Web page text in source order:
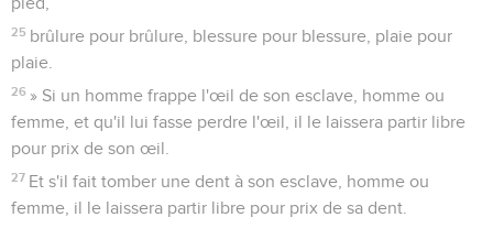
25 brûlure pour brûlure, blessure pour blessure, plaie pour
plaie.
26 » Si un homme frappe l'œil de son esclave, homme ou
femme, et qu'il lui fasse perdre l'œil, il le laissera partir libre
pour prix de son œil.
27 Et s'il fait tomber une dent à son esclave, homme ou
femme, il le laissera partir libre pour prix de sa dent.